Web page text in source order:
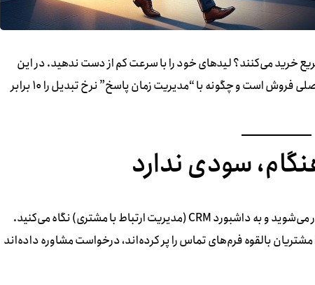
سریع خرید می‌کنند؟ لیدهای خود را با سرعت کم از دست ندهید. در این
مقاله بررسی می‌کنیم که چرا تاخیر در پاسخگویی، قاتل اصلی فروش است و چگونه با “مدیریت زمان پاسخ” نرخ تبدیل را ۱۰ برابر
سودی ندارد
تصور کنید صبح دوشنبه است. شما با انرژی وارد دفتر کار می‌شوید و به داشبورد CRM (مدیریت ارتباط با مشتری) نگاه می‌کنید.
شده‌اند! مشتریان بالقوه فرم‌های تماس را پر کرده‌اند، درخواست مشاوره داده‌اند